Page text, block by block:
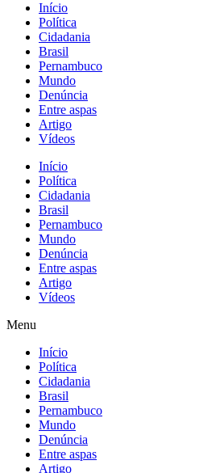
Início
Política
Cidadania
Brasil
Pernambuco
Mundo
Denúncia
Entre aspas
Artigo
Vídeos
Início
Política
Cidadania
Brasil
Pernambuco
Mundo
Denúncia
Entre aspas
Artigo
Vídeos
Menu
Início
Política
Cidadania
Brasil
Pernambuco
Mundo
Denúncia
Entre aspas
Artigo